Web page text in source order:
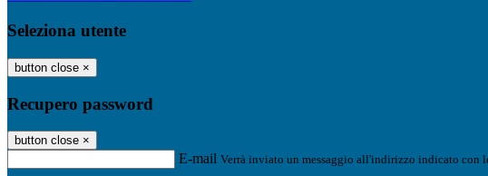
Seleziona utente
button close ×
Recupero password
button close ×
E-mail Verrà inviato un messaggio all'indirizzo indicato con